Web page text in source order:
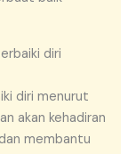
diri
diri menurut
akan kehadiran
membantu